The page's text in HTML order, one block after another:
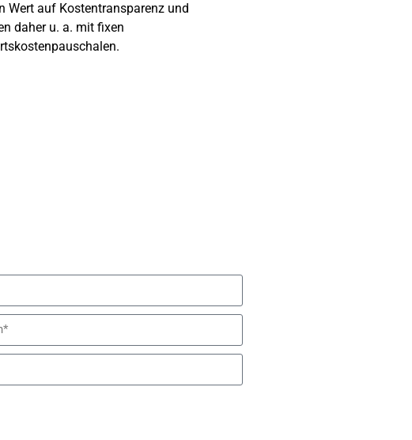
Wert auf Kostentransparenz und
daher u. a. mit fixen